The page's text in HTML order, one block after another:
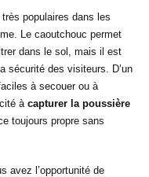
populaires dans les
Le caoutchouc permet
dans le sol, mais il est
sécurité des visiteurs. D’un
à secouer ou à
à capturer la poussière
toujours propre sans
avez l’opportunité de